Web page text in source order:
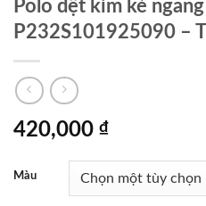
Polo dệt kim kẻ
P232S101925090 –
420,000 ₫
Màu